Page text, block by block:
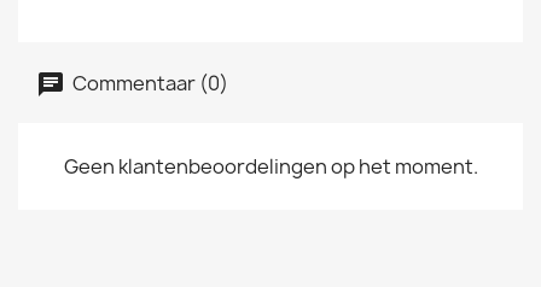
Commentaar (0)
Geen klantenbeoordelingen op het moment.